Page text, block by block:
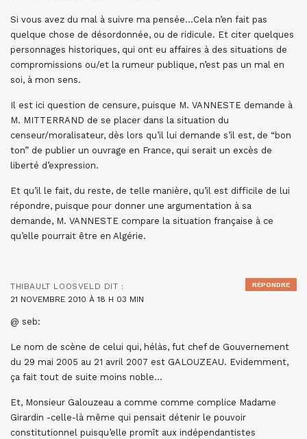
Si vous avez du mal à suivre ma pensée…Cela n’en fait pas
quelque chose de désordonnée, ou de ridicule. Et citer quelques
personnages historiques, qui ont eu affaires à des situations de
compromissions ou/et la rumeur publique, n’est pas un mal en
soi, à mon sens.
Il est ici question de censure, puisque M. VANNESTE demande à
M. MITTERRAND de se placer dans la situation du
censeur/moralisateur, dès lors qu’il lui demande s’il est, de “bon
ton” de publier un ouvrage en France, qui serait un excès de
liberté d’expression.
Et qu’il le fait, du reste, de telle manière, qu’il est difficile de lui
répondre, puisque pour donner une argumentation à sa
demande, M. VANNESTE compare la situation française à ce
qu’elle pourrait être en Algérie.
THIBAULT LOOSVELD DIT :
21 NOVEMBRE 2010 À 18 H 03 MIN
@ seb:
Le nom de scène de celui qui, hélàs, fut chef de Gouvernement
du 29 mai 2005 au 21 avril 2007 est GALOUZEAU. Evidemment,
ça fait tout de suite moins noble…
Et, Monsieur Galouzeau a comme comme complice Madame
Girardin -celle-là même qui pensait détenir le pouvoir
constitutionnel puisqu’elle promît aux indépendantistes
RÉPONDRE